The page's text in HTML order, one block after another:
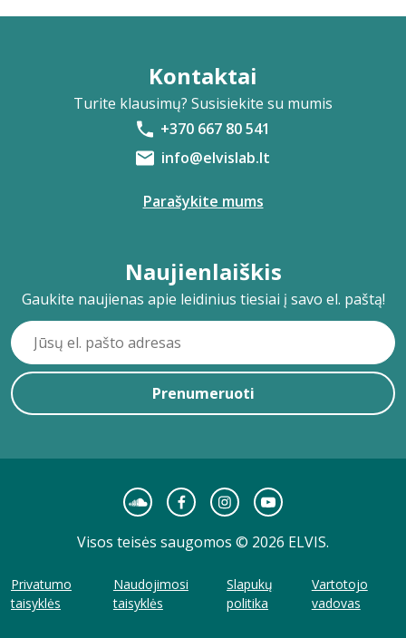
Kontaktai
Turite klausimų? Susisiekite su mumis
+370 667 80 541
info@elvislab.lt
Parašykite mums
Naujienlaiškis
Gaukite naujienas apie leidinius tiesiai į savo el. paštą!
Prenumeruoti
Visos teisės saugomos © 2026 ELVIS.
Privatumo
taisyklės
Naudojimosi
taisyklės
Slapukų
politika
Vartotojo
vadovas